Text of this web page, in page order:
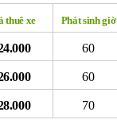
thuê xe Phát sinh giờ
60
60
70